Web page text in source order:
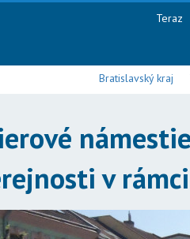
Teraz
Bratislavský kraj
v